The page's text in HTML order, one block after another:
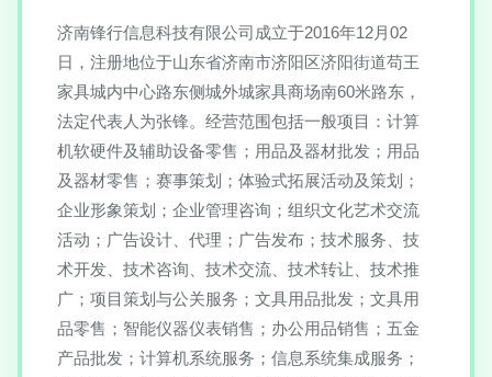
济南锋行信息科技有限公司成立于2016年12月02
日，注册地位于山东省济南市济阳区济阳街道苟王
家具城内中心路东侧城外城家具商场南60米路东，
法定代表人为张锋。经营范围包括一般项目：计算
机软硬件及辅助设备零售；用品及器材批发；用品
及器材零售；赛事策划；体验式拓展活动及策划；
企业形象策划；企业管理咨询；组织文化艺术交流
活动；广告设计、代理；广告发布；技术服务、技
术开发、技术咨询、技术交流、技术转让、技术推
广；项目策划与公关服务；文具用品批发；文具用
品零售；智能仪器仪表销售；办公用品销售；五金
产品批发；计算机系统服务；信息系统集成服务；